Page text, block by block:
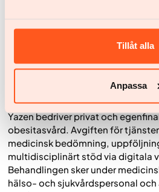
Tillåt alla
Anpassa
Läkemedel som Wegovy och
behandling av obesitas, vilket
läkemedelskostnaden i dagsläget
Yazen bedriver privat och
obesitasvård. Avgiften för
medicinsk bedömning,
multidisciplinärt stöd via digitala
Behandlingen sker under
hälso- och sjukvårdspersonal